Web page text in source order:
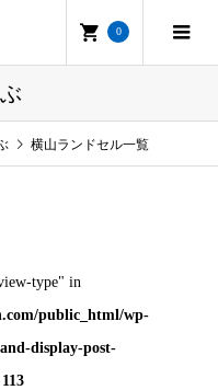
0
横山ランドセル一覧
type" in
public_html/wp-
display-post-
113